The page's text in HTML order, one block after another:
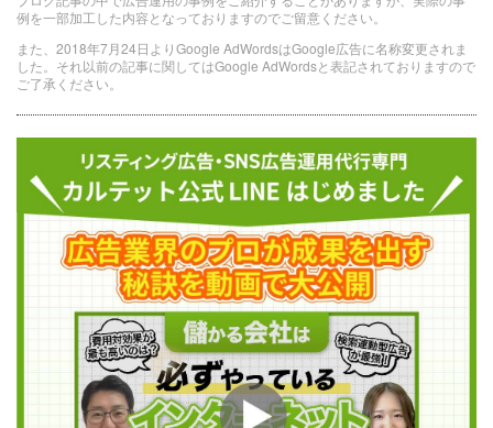
例を一部加工した内容となっておりますのでご留意ください。
また、2018年7月24日よりGoogle AdWordsはGoogle広告に名称変更されま
した。それ以前の記事に関してはGoogle AdWordsと表記されておりますので
ご了承ください。